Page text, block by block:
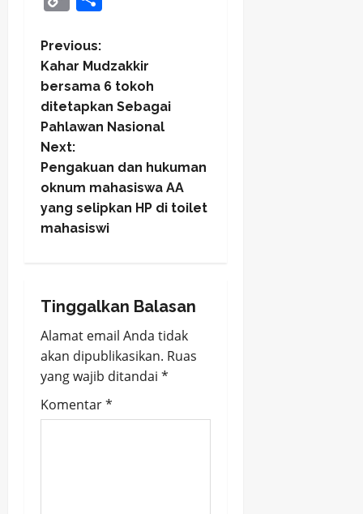
P
o
s
t
n
a
g
a
t
i
Previous:
Kahar Mudzakkir
bersama 6 tokoh
ditetapkan Sebagai
Pahlawan Nasional
Next:
Pengakuan dan hukuman
oknum mahasiswa AA
yang selipkan HP di toilet
mahasiswi
Tinggalkan Balasan
Alamat email Anda tidak
akan dipublikasikan. Ruas
yang wajib ditandai *
Komentar*